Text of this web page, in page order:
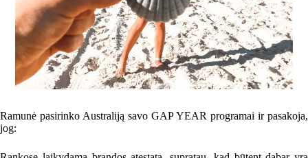
Ramunė pasirinko Australiją savo GAP YEAR programai ir pasakoja,
jog: